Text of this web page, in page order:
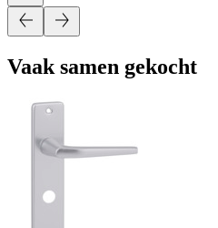
Vaak samen gekocht